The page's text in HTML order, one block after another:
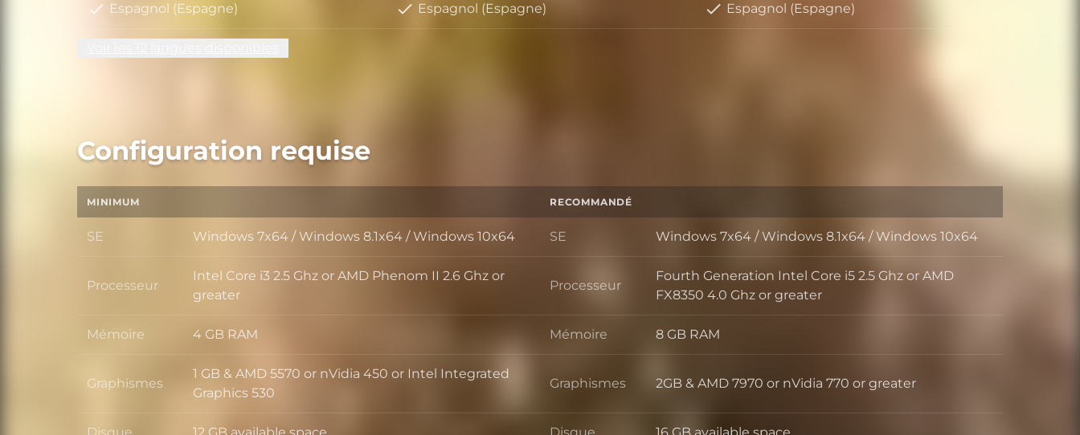
Espagnol (Espagne) Espagnol (Espagne) Espagnol (Espagne)
Configuration requise
MINIMUM
SE
SE
Windows 7x64 / Windows 8.1x64 / Windows 10x64
Processeur
Processeur
Intel Core i3 2.5 Ghz or AMD Phenom II 2.6 Ghz or
greater
Mémoire
Mémoire
4 GB RAM
Graphismes
Graphismes
1 GB & AMD 5570 or nVidia 450 or Intel Integrated
Graphics 530
RECOMMANDÉ
SE
SE
Windows 7x64 / Windows 8.1x64 / Windows 10x64
Processeur
Processeur
Fourth Generation Intel Core i5 2.5 Ghz or AMD
FX8350 4.0 Ghz or greater
Mémoire
Mémoire
8 GB RAM
Graphismes
Graphismes
2GB & AMD 7970 or nVidia 770 or greater